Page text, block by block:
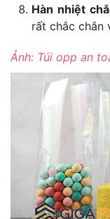
Hàn nhiệt
rất chắc chắn
Ảnh: Túi opp an